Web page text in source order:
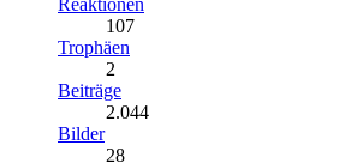
107
Trophäen
2
Beiträge
2.044
Bilder
28